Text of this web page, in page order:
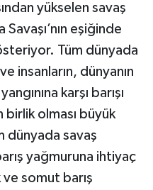
yükselen savaş
eşiğinde
Tüm dünyada
insanların, dünyanın
karşı barışı
olması büyük
dünyada savaş
yağmuruna ihtiyaç
somut barış